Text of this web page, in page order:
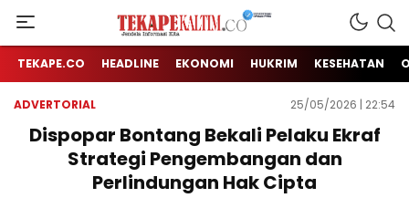
TEKAPE KALTIM
Jendela Informasi Kita
TEKAPE.CO HEADLINE EKONOMI HUKRIM KESEHATAN
ADVERTORIAL 25/05/2026 | 22:54
Dispopar Bontang Bekali Pelaku Ekraf
Strategi Pengembangan dan
Perlindungan Hak Cipta